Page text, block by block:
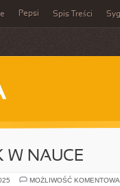
Pepsi Spis Treści
W NAUCE
MOŻLIWOŚĆ